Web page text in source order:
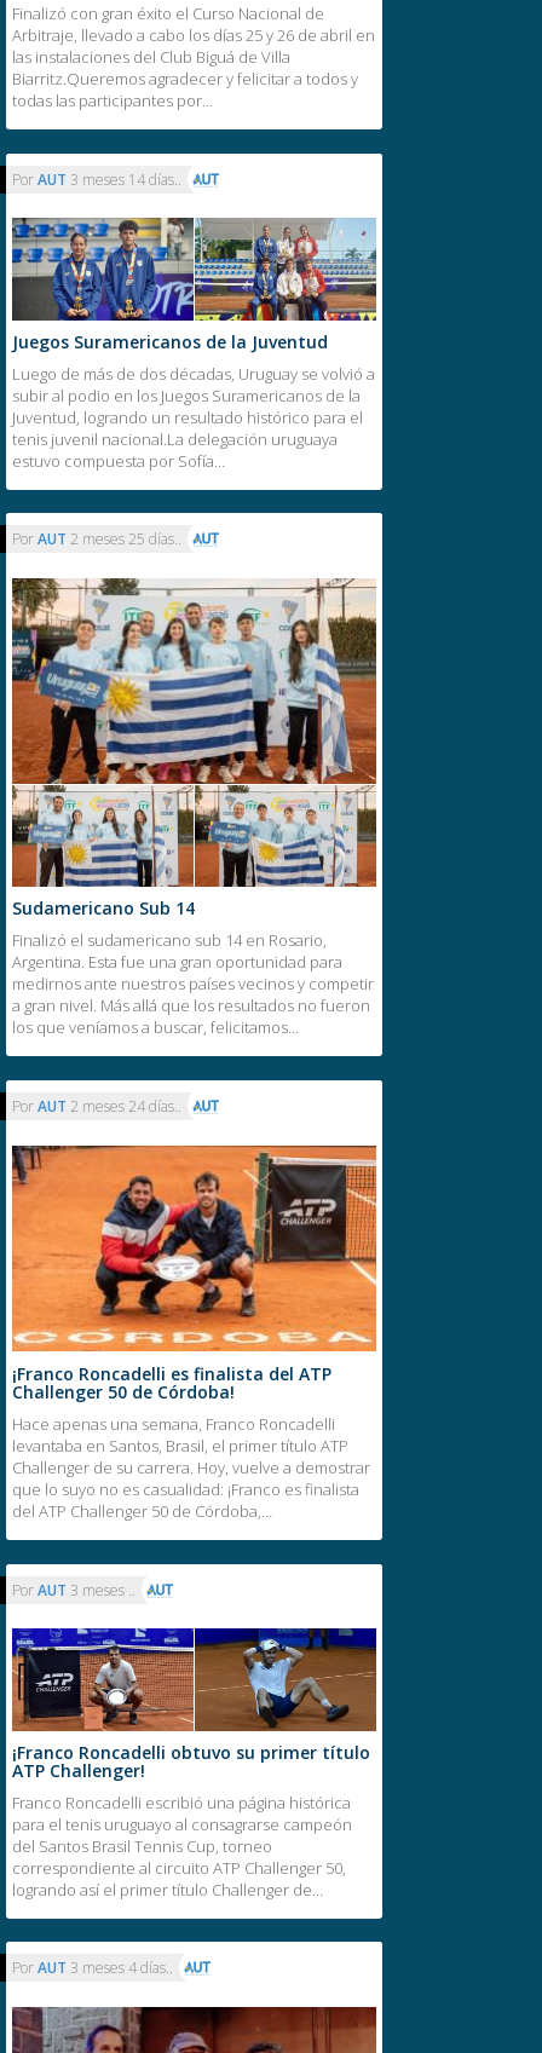
PorAUT 2 meses 24 días..
¡Franco Roncadelli es finalista del ATP
Challenger 50 de Córdoba!
Hace apenas una semana, Franco Roncadelli
levantaba en Santos, Brasil, el primer título ATP
Challenger de su carrera. Hoy, vuelve a demostrar
que lo suyo no es casualidad: ¡Franco es finalista
del ATP Challenger 50 de Córdoba,…
PorAUT 2 meses 25 días..
Sudamericano Sub 14
Finalizó el sudamericano sub 14 en Rosario,
Argentina. Esta fue una gran oportunidad para
medirnos ante nuestros países vecinos y competir
a gran nivel. Más allá que los resultados no fueron
los que veníamos a buscar, felicitamos…
PorAUT 3 meses ..
¡Franco Roncadelli obtuvo su primer título
ATP Challenger!
Franco Roncadelli escribió una página histórica
para el tenis uruguayo al consagrarse campeón
del Santos Brasil Tennis Cup, torneo
correspondiente al circuito ATP Challenger 50,
logrando así el primer título Challenger de…
PorAUT 3 meses 4 días..
PorAUT 3 meses 14 días..
Juegos Suramericanos de la Juventud
Luego de más de dos décadas, Uruguay se volvió a
subir al podio en los Juegos Suramericanos de la
Juventud, logrando un resultado histórico para el
tenis juvenil nacional.La delegación uruguaya
estuvo compuesta por Sofía…
Finalizó con gran éxito el Curso Nacional de
Arbitraje, llevado a cabo los días 25 y 26 de abril en
las instalaciones del Club Biguá de Villa
Biarritz.Queremos agradecer y felicitar a todos y
todas las participantes por…